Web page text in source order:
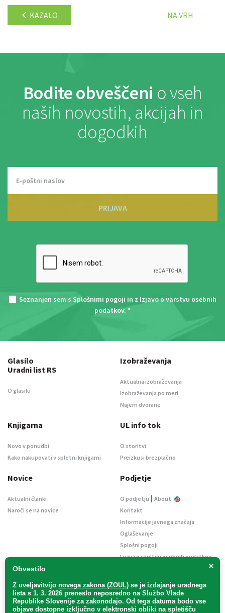
KAZALO NA VRH
Bodite obveščeni o vseh
naših novostih, akcijah in
dogodkih
PRIJAVA
Seznanjen sem s Splošnimi pogoji in z Izjavo o varstvu osebnih
podatkov. *
×
Obvestilo
Z uveljavitvijo novega zakona (ZOUL) se je izdajanje uradnega
lista s 1. 3. 2026 preneslo neposredno na Službo Vlade
Republike Slovenije za zakonodajo. Od tega datuma bodo vse
objave dostopne izključno v elektronski obliki na spletišču
Glasilo
Uradni list RS
O glasilu
Izobraževanja
Aktualna izobraževanja
Izobraževanja po meri
Najem dvorane
Knjigarna
Novo v ponudbi
Kako nakupovati v spletni knjigarni
UL info tok
O storitvi
Preizkusi brezplačno
Novice
Aktualni članki
Naroči se na novice
Podjetje
O podjetju | About
Kontakt
Informacije javnega značaja
Oglaševanje
Splošni pogoji
Izjava o varstvu osebnih podatkov